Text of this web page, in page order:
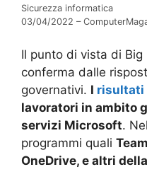
Sicurezza informatica
03/04/2022 –
Il punto di vista di
conferma dalle
governativi. I risultati
lavoratori in ambito
servizi Microsoft.
programmi quali
OneDrive, e altri